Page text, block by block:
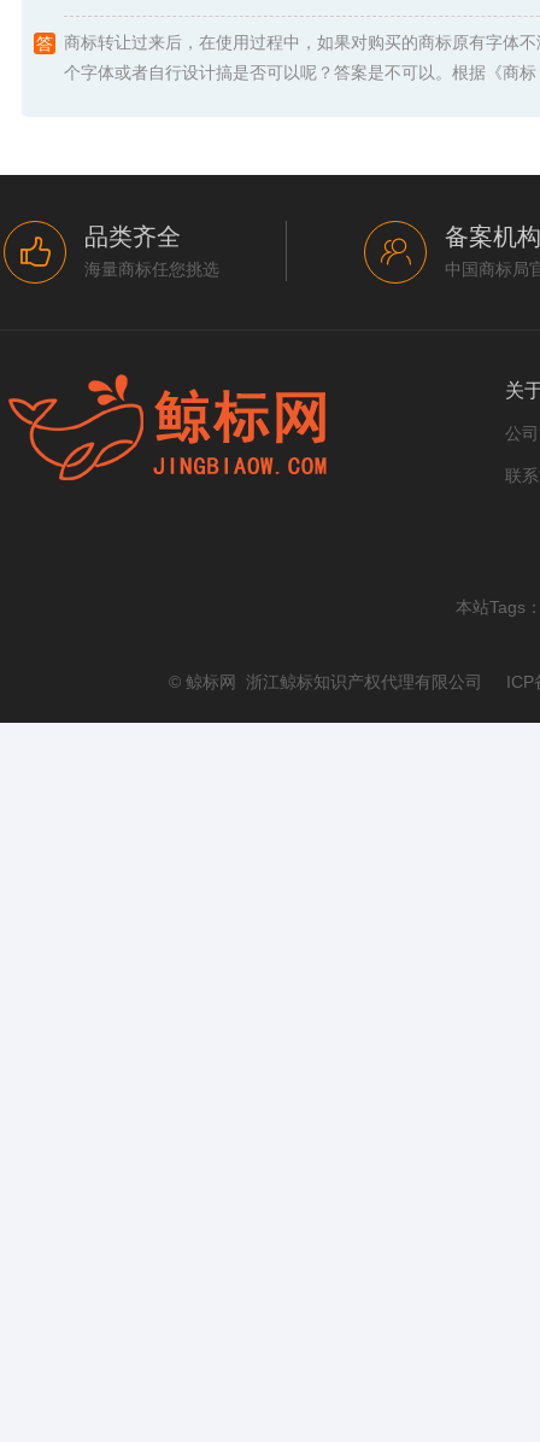
商标转让过来后，在使用过程中，如果对购买的商标原有字体
个字体或者自行设计搞是否可以呢？答案是不可以。根据《商
品类齐全
海量商标任您挑选
备案机构
中国商标局
关
公
联
本站Tags
© 鲸标网 浙江鲸标知识产权代理有限公司 ICP